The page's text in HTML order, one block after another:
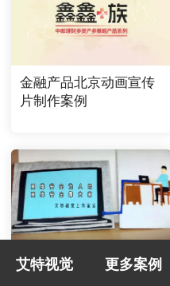
金融产品北京动画宣传
片制作案例
网络安全宣传片-你我皆
是主角
艾特视觉 更多案例